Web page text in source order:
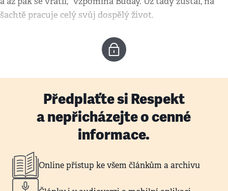
šachtě pracuje celý svůj dospělý život.
Předplaťte si Respekt
a nepřicházejte o cenné
informace.
Online přístup ke všem článkům a archivu